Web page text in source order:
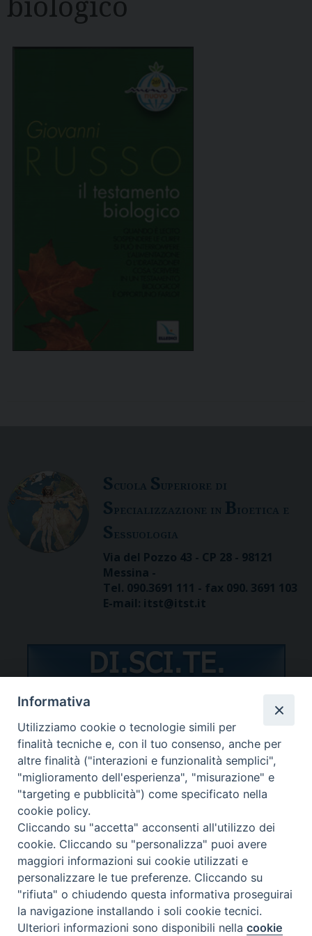
Scuola Superiore di
Specializzazione in Bioetica e
Sessuologia
Via del Pozzo 43 - CP 28 - 98121
Messina -
Tel. 090.3691 111 - fax 090. 3691 103
E-mail: itst@itst.it
STUDENTI/DOCENTI
Password dimenticata?
Copyright ©SSSBS
Preferenze Cookie
Informativa
Utilizziamo cookie o tecnologie simili per
finalità tecniche e, con il tuo consenso, anche per
altre finalità ("interazioni e funzionalità semplici",
"miglioramento dell'esperienza", "misurazione" e
"targeting e pubblicità") come specificato nella
cookie policy.
Cliccando su "accetta" acconsenti all'utilizzo dei
cookie. Cliccando su "personalizza" puoi avere
maggiori informazioni sui cookie utilizzati e
personalizzare le tue preferenze. Cliccando su
"rifiuta" o chiudendo questa informativa proseguirai
la navigazione installando i soli cookie tecnici.
Ulteriori informazioni sono disponibili nellacookie